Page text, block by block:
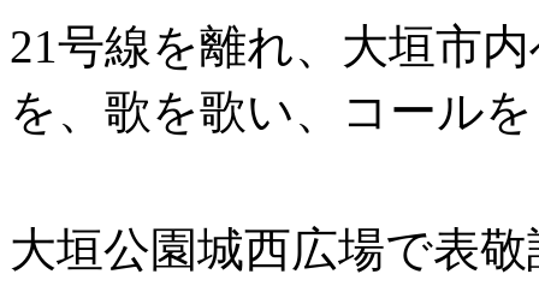
21号線を離れ、大垣市
を、歌を歌い、コール
大垣公園城西広場で表